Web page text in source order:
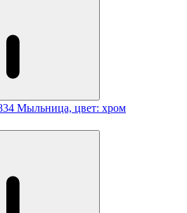
Мыльница, цвет: хром